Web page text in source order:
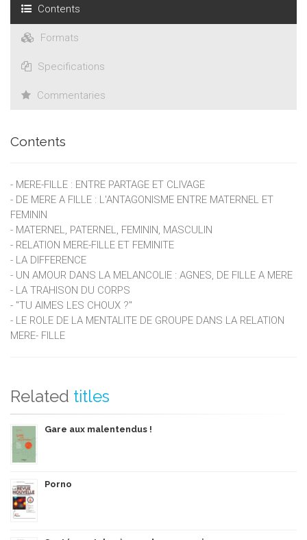
Contents
Formats
Specifications
Commentaries
Contents
- MERE-FILLE : ENTRE PARTAGE ET CLIVAGE
- DE MERE A FILLE : L'ANTAGONISME ENTRE MATERNEL ET
FEMININ
- MATERNEL, PATERNEL, FEMININ, MASCULIN
- RELATION MERE-FILLE ET FEMINITE
- LA DIFFERENCE
- UN AMOUR DANS LA MELANCOLIE : AGNES, DE FILLE A MERE
- LA TRAHISON DU CORPS
- "TU AIMES LES CHOUX ?"
- LE ROLE DE LA MENTALITE DE GROUPE DANS LA RELATION
MERE- FILLE
Related titles
Gare aux malentendus !
Porno